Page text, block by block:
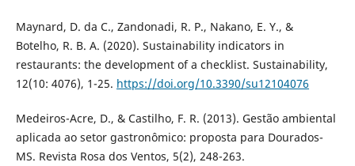
Maynard, D. da C., Zandonadi, R. P., Nakano, E. Y., &
Botelho, R. B. A. (2020). Sustainability indicators in
restaurants: the development of a checklist. Sustainability,
12(10: 4076), 1-25. https://doi.org/10.3390/su12104076
Medeiros-Acre, D., & Castilho, F. R. (2013). Gestão ambiental
aplicada ao setor gastronômico: proposta para Dourados-
MS. Revista Rosa dos Ventos, 5(2), 248-263.